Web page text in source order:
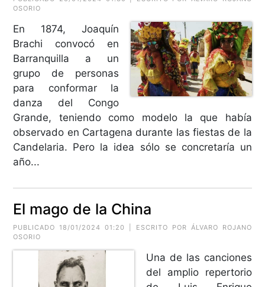
OSORIO
En 1874, Joaquín
Brachi convocó en
Barranquilla a un
grupo de personas
para conformar la
danza del Congo
Grande, teniendo como modelo la que había
observado en Cartagena durante las fiestas de la
Candelaria. Pero la idea sólo se concretaría un
año...
El mago de la China
PUBLICADO 18/01/2024 01:20 | ESCRITO POR ÁLVARO ROJANO
OSORIO
Una de las canciones
del amplio repertorio